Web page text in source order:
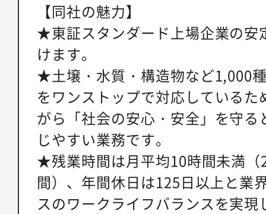
【同社の魅力】
★東証スタンダード上場企業の安
けます。
★土壌・水質・構造物など1,000
をワンストップで対応している
がら「社会の安心・安全」を守
じやすい業務です。
★残業時間は月平均10時間未満
間）、年間休日は125日以上と業
スのワークライフバランスを実現